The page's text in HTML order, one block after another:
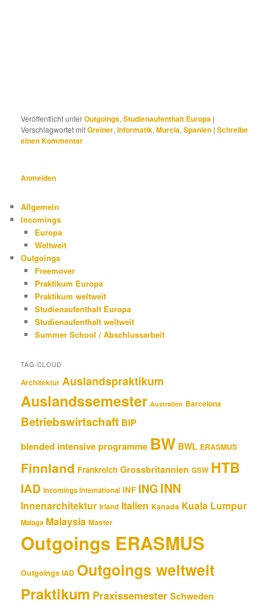
Veröffentlicht unterOutgoings,Studienaufenthalt Europa |
Verschlagwortet mitGreiner,Informatik,Murcia,Spanien |Schreibe
einen Kommentar
Anmelden
Allgemein
Incomings
Europa
Weltweit
Outgoings
Freemover
Praktikum Europa
Praktikum weltweit
Studienaufenthalt Europa
Studienaufenthalt weltweit
Summer School / Abschlussarbeit
TAG-CLOUD
Architektur Auslandspraktikum
Auslandssemester Australien Barcelona
Betriebswirtschaft BIP
blended intensive programme BW BWL ERASMUS
Finnland Frankreich Grossbritannien GSW HTB
IAD Incomings International INF INGINN
Innenarchitektur Irland Italien Kanada Kuala Lumpur
Malaga Malaysia Master
Outgoings ERASMUS
Outgoings IAD Outgoings weltweit
Praktikum PraxissemesterSchweden